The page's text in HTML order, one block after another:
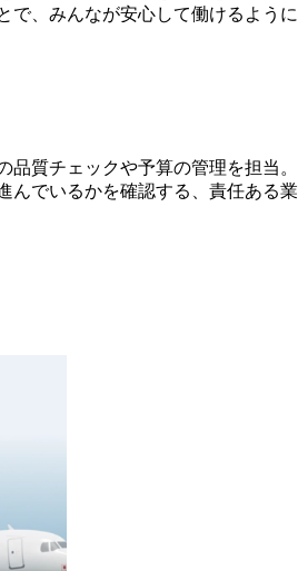
で、みんなが安心して働けるように
品質チェックや予算の管理を担当。
んでいるかを確認する、責任ある業